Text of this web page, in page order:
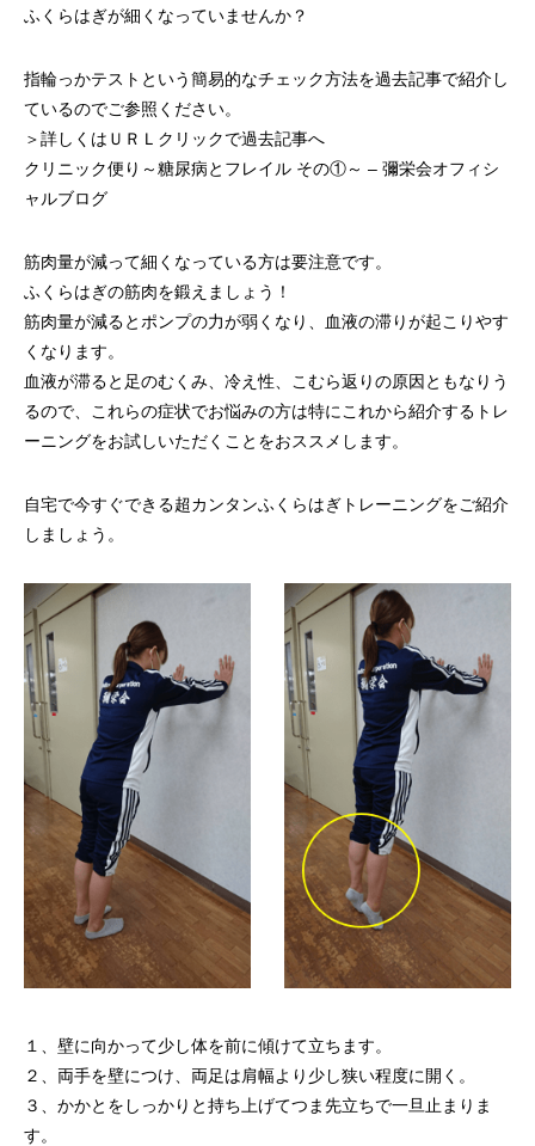
ふくらはぎが細くなっていませんか？
指輪っかテストという簡易的なチェック方法を過去記事で紹介し
ているのでご参照ください。
＞詳しくはＵＲＬクリックで過去記事へ
クリニック便り～糖尿病とフレイル その①～ – 彌栄会オフィシ
ャルブログ
筋肉量が減って細くなっている方は要注意です。
ふくらはぎの筋肉を鍛えましょう！
筋肉量が減るとポンプの力が弱くなり、血液の滞りが起こりやす
くなります。
血液が滞ると足のむくみ、冷え性、こむら返りの原因ともなりう
るので、これらの症状でお悩みの方は特にこれから紹介するトレ
ーニングをお試しいただくことをおススメします。
自宅で今すぐできる超カンタンふくらはぎトレーニングをご紹介
しましょう。
１、壁に向かって少し体を前に傾けて立ちます。
２、両手を壁につけ、両足は肩幅より少し狭い程度に開く。
３、かかとをしっかりと持ち上げてつま先立ちで一旦止まりま
す。